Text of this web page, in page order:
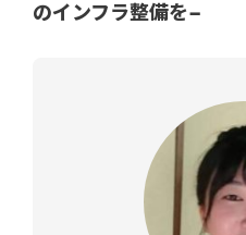
のインフラ整備を−